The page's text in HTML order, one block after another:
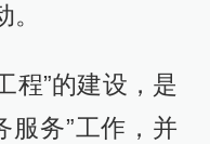
程”的建设，是
服务”工作，并